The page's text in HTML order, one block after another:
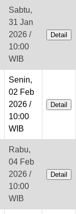
Sabtu,
31 Jan
2026 /
10:00
WIB
Detail
Senin,
02 Feb
2026 /
10:00
WIB
Detail
Rabu,
04 Feb
2026 /
10:00
WIB
Detail